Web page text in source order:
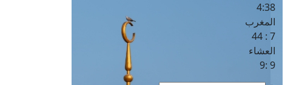
4:38
المغرب
7 : 44
العشاء
9 :9